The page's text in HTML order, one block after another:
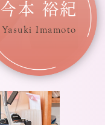
今本 裕紀
Yasuki Imamoto